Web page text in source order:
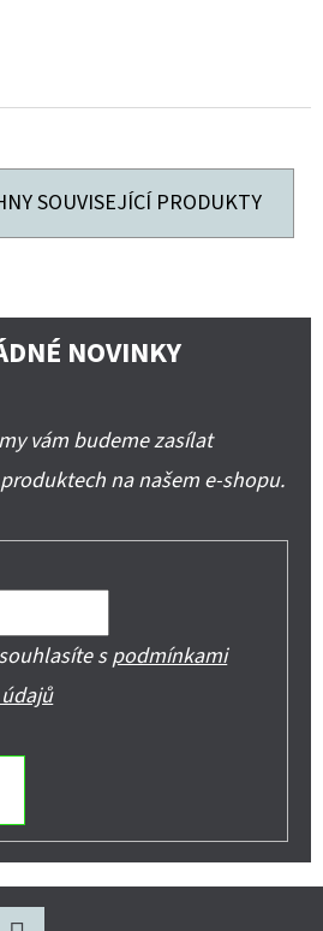
SOUVISEJÍCÍ PRODUKTY
NOVINKY
vám budeme zasílat
na našem e-shopu.
spodmínkami